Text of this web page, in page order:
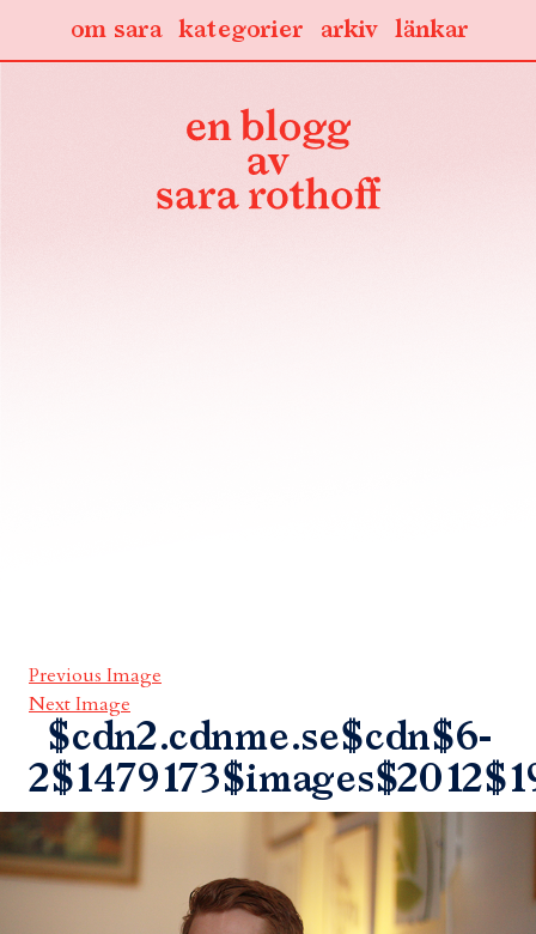
länkar
arkiv
kategorier
om sara
Previous Image
Next Image
$cdn2.cdnme.se$cdn$6-